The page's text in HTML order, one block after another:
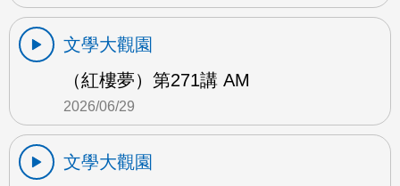
文學大觀園
（紅樓夢）第271講 AM
2026/06/29
文學大觀園